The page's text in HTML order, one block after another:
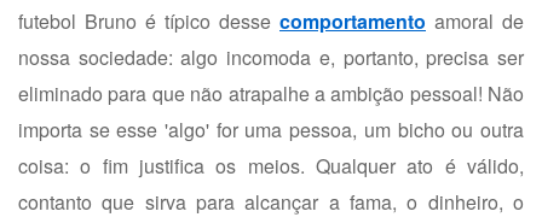
futebol Bruno é típico desse comportamento amoral de
nossa sociedade: algo incomoda e, portanto, precisa ser
eliminado para que não atrapalhe a ambição pessoal! Não
importa se esse 'algo' for uma pessoa, um bicho ou outra
coisa: o fim justifica os meios. Qualquer ato é válido,
contanto que sirva para alcançar a fama, o dinheiro, o